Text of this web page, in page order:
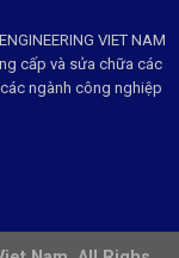
VIET NAM
cấp và sửa chữa các
ngành công nghiệp